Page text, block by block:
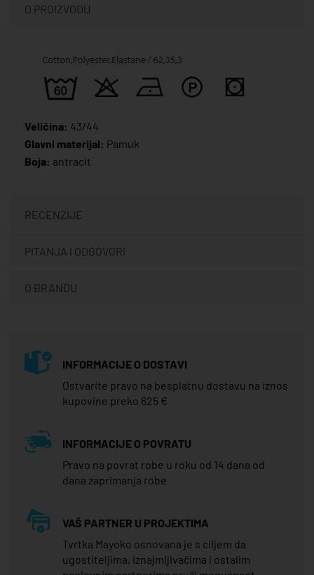
O PROIZVODU
Veličina: 43/44
Glavni materijal: Pamuk
Boja: antracit
RECENZIJE
PITANJA I ODGOVORI
O BRANDU
INFORMACIJE O DOSTAVI
Ostvarite pravo na besplatnu dostavu na iznos
kupovine preko 625 €
INFORMACIJE O POVRATU
Pravo na povrat robe u roku od 14 dana od
dana zaprimanja robe
VAŠ PARTNER U PROJEKTIMA
Tvrtka Mayoko osnovana je s ciljem da
ugostiteljima, iznajmljivačima i ostalim